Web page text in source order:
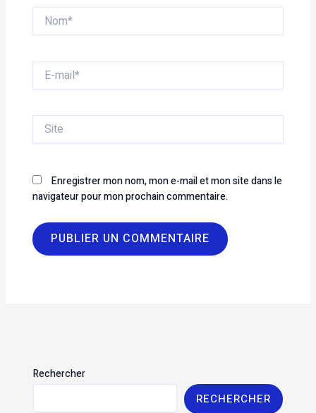
Nom*
E-
mail*
Site
Enregistrer mon nom, mon e-mail et mon site dans le
navigateur pour mon prochain commentaire.
Rechercher
RECHERCHER